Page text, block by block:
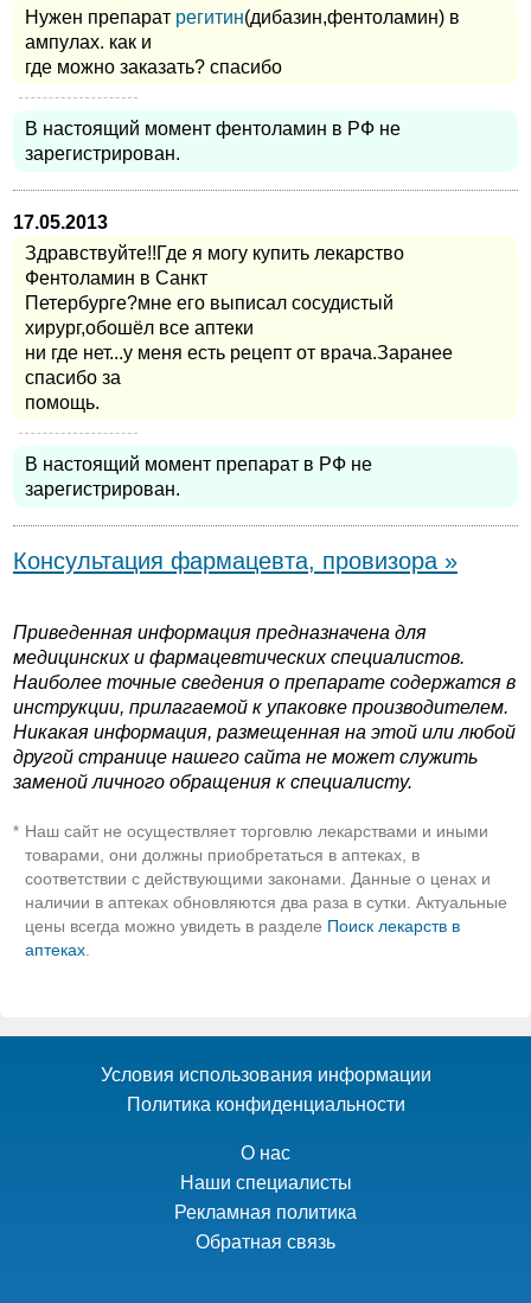
Нужен препарат регитин(дибазин,фентоламин) в
ампулах. как и
где можно заказать? спасибо
В настоящий момент фентоламин в РФ не
зарегистрирован.
17.05.2013
Здравствуйте!!Где я могу купить лекарство
Фентоламин в Санкт
Петербурге?мне его выписал сосудистый
хирург,обошёл все аптеки
ни где нет...у меня есть рецепт от врача.Заранее
спасибо за
помощь.
В настоящий момент препарат в РФ не
зарегистрирован.
Консультация фармацевта, провизора »
Приведенная информация предназначена для
медицинских и фармацевтических специалистов.
Наиболее точные сведения о препарате содержатся в
инструкции, прилагаемой к упаковке производителем.
Никакая информация, размещенная на этой или любой
другой странице нашего сайта не может служить
заменой личного обращения к специалисту.
* Наш сайт не осуществляет торговлю лекарствами и иными
товарами, они должны приобретаться в аптеках, в
соответствии с действующими законами. Данные о ценах и
наличии в аптеках обновляются два раза в сутки. Актуальные
цены всегда можно увидеть в разделе Поиск лекарств в
аптеках
Условия использования информации
Политика конфиденциальности
О нас
Наши специалисты
Рекламная политика
Обратная связь